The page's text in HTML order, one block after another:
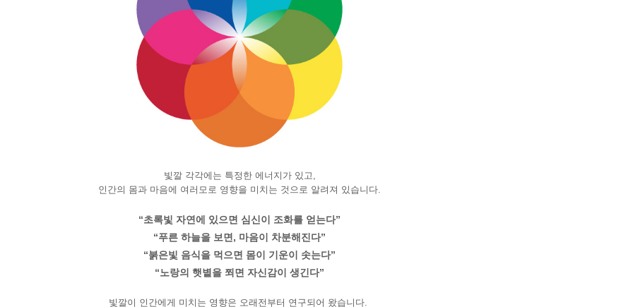
빛깔 각각에는 특정한 에너지가 있고,
인간의 몸과 마음에 여러모로 영향을 미치는 것으로 알려져 있습니다.
“초록빛 자연에 있으면 심신이 조화를 얻는다”
“푸른 하늘을 보면, 마음이 차분해진다”
“붉은빛 음식을 먹으면 몸이 기운이 솟는다”
“노랑의 햇볕을 쬐면 자신감이 생긴다”
빛깔이 인간에게 미치는 영향은 오래전부터 연구되어 왔습니다.